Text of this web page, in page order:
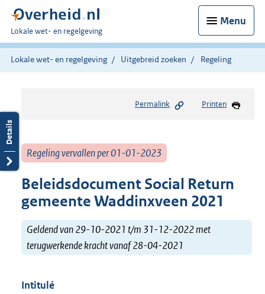
Menu
U
bent
hier:
Lokale wet- en regelgeving
Lokale wet- en regelgeving Uitgebreid zoeken Regeling
Permalink Printen
Regeling vervallen per 01-01-2023
Beleidsdocument Social Return
gemeente Waddinxveen 2021
Geldend van 29-10-2021 t/m 31-12-2022 met
terugwerkende kracht vanaf 28-04-2021
Intitulé